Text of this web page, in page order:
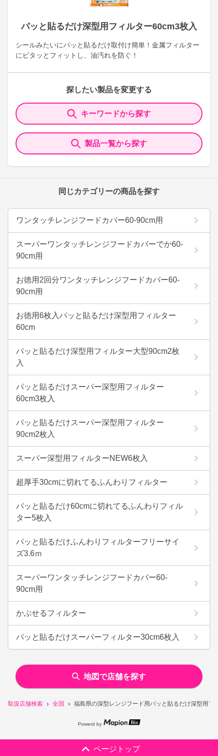
取扱店舗検索 全国 福島県の深型レンジフード用パッと貼るだけ深型用フ
パッと貼るだけ深型用フィルター60cm3枚入
シールみたいにパッと貼るだけ取付け簡単！金属フィルター
にピタッとフィットし、油汚れを防ぐ！
探したい製品を変更する
キーワードから探す
製品一覧から探す
同じカテゴリーの商品を探す
ワンタッチレンジフードカバー60-90cm用
スーパーワンタッチレンジフードカバーでか60-
90cm用
お徳用2回分ワンタッチレンジフードカバー60-
90cm用
お徳用6枚入パッと貼るだけ深型用フィルター
60cm
パッと貼るだけ深型用フィルター大型90cm2枚
入
パッと貼るだけスーパー深型用フィルター
60cm3枚入
パッと貼るだけスーパー深型用フィルター
90cm2枚入
スーパー深型用フィルターNEW6枚入
超厚手30cmに切れてるふんわりフィルター
パッと貼るだけ60cmに切れてるふんわりフィル
ター5枚入
パッと貼るだけふんわりフィルターフリーサイ
ズ3.6ｍ
スーパーワンタッチレンジフードカバー60-
90cm用
かぶせるフィルター
パッと貼るだけスーパーフィルター30cm6枚入
地図で店舗を探す
Powerd by
ページトップ